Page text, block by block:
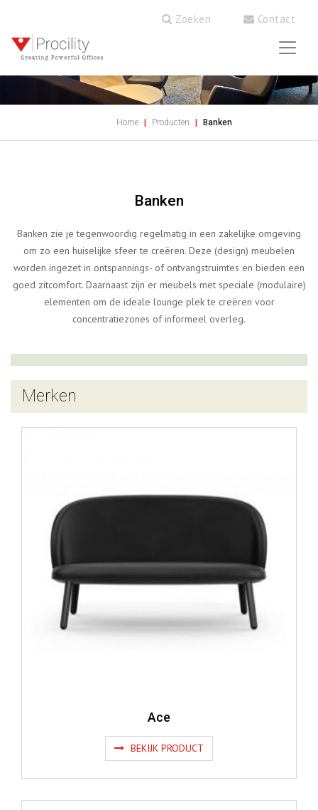
Zoeken Contact
Home Producten Banken
Banken
Banken zie je tegenwoordig regelmatig in een zakelijke omgeving
om zo een huiselijke sfeer te creëren. Deze (design) meubelen
worden ingezet in ontspannings- of ontvangstruimtes en bieden een
goed zitcomfort. Daarnaast zijn er meubels met speciale (modulaire)
elementen om de ideale lounge plek te creëren voor
concentratiezones of informeel overleg.
Merken
Ace
BEKIJK PRODUCT